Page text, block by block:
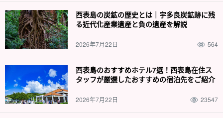
西表島の炭鉱の歴史とは｜宇多良炭鉱跡に残
る近代化産業遺産と負の遺産を解説
2026年7月22日 564
西表島のおすすめホテル7選！西表島在住ス
タッフが厳選したおすすめの宿泊先をご紹介
2026年7月22日 23547